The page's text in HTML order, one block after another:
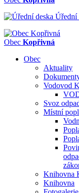
Úřední
Obec Kopřivná
Obec
Aktuality
Vodovod
Svoz
Místní
Knihovna
Knihovna